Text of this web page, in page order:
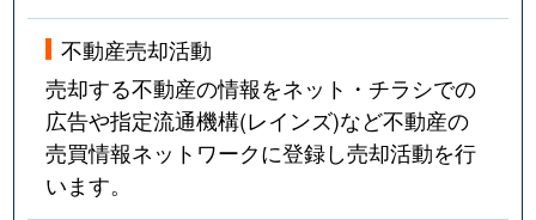
不動産売却活動
売却する不動産の情報をネット・チラシでの
広告や指定流通機構(レインズ)など不動産の
売買情報ネットワークに登録し売却活動を行
います。